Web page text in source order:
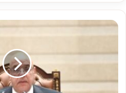
مجلس
النواب
مد
الدورة
وقانون